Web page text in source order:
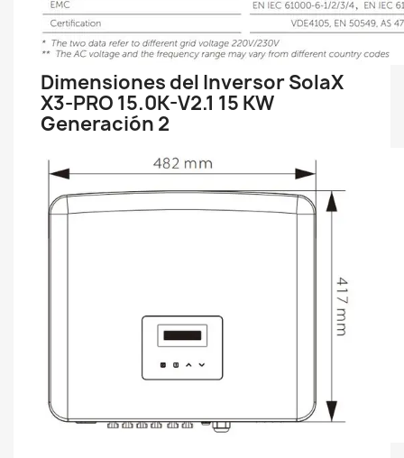
Dimensiones del Inversor SolaX
X3-PRO 15.0K-V2.1 15 KW
Generación 2